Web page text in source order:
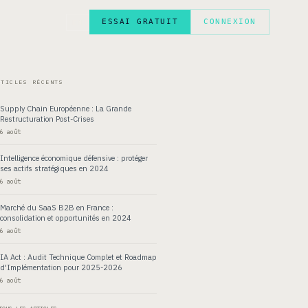
ESSAI GRATUIT CONNEXION
RÉCENTS
Supply Chain Européenne : La Grande
Restructuration Post-Crises
6 août
Intelligence économique défensive : protéger
ses actifs stratégiques en 2024
6 août
Marché du SaaS B2B en France :
consolidation et opportunités en 2024
6 août
IA Act : Audit Technique Complet et Roadmap
d'Implémentation pour 2025-2026
6 août